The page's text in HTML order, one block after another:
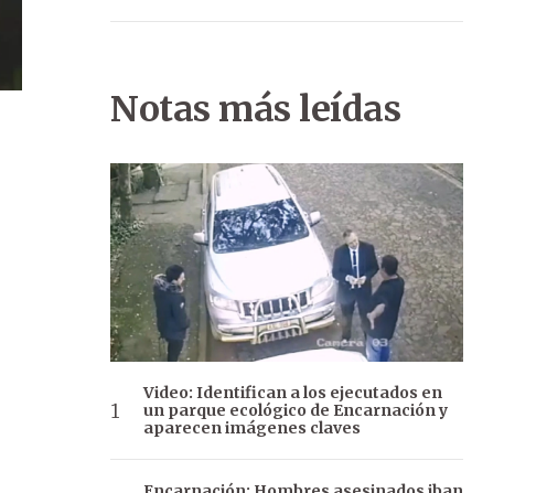
Notas más leídas
Video: Identifican a los ejecutados en
un parque ecológico de Encarnación y
aparecen imágenes claves